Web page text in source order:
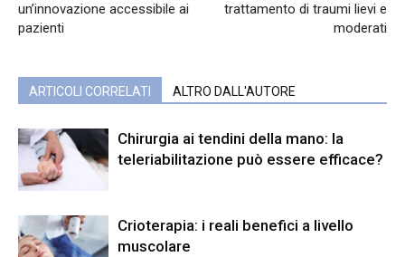
un’innovazione accessibile ai
pazienti
trattamento di traumi lievi e
moderati
ARTICOLI CORRELATI ALTRO DALL'AUTORE
Chirurgia ai tendini della mano: la
teleriabilitazione può essere efficace?
Crioterapia: i reali benefici a livello
muscolare